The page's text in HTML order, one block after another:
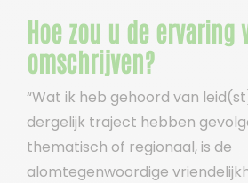
Hoe zou u de ervaring
omschrijven?
“Wat ik heb gehoord van
dergelijk traject hebben
thematisch of regionaal, is de
alomtegenwoordige